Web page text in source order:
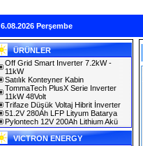
6.08.2026 Perşembe
ÜRÜNLER
Off Grid Smart Inverter 7.2kW -
11kW
Satılık Konteyner Kabin
TommaTech PlusX Serie Inverter
11kW 48Volt
Trifaze Düşük Voltaj Hibrit İnverter
51.2V 280Ah LFP Lityum Batarya
Pylontech 12V 200Ah Lithium Akü
VICTRON ENERGY